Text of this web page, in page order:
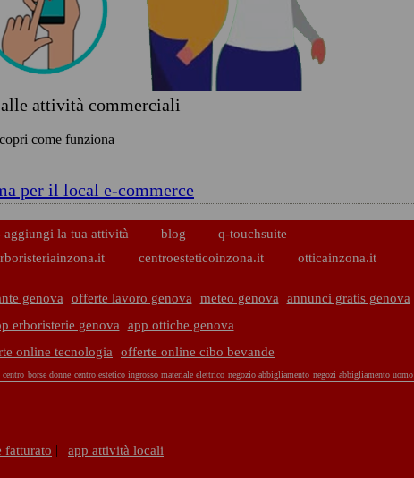
attività commerciali
come funziona
per il local e-commerce
aggiungi la tua attività blog
q-touchsuite
centroesteticoinzona.it otticainzona.it
genova offerte lavoro genova meteo genova annunci gratis genova
erboristerie genova
app ottiche genova
online tecnologia offerte online cibo bevande
centro borse donne centro estetico ingrosso materiale elettrico negozio abbigliamento negozi abbigliamento uomo
fatturato | | app attività locali